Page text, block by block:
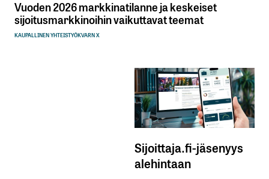
Vuoden 2026 markkinatilanne ja keskeiset
sijoitusmarkkinoihin vaikuttavat teemat
KAUPALLINEN YHTEISTYÖKVARN X
Sijoittaja.fi-jäsenyys
alehintaan